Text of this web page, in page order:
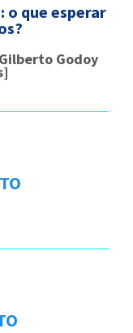
o que esperar
Godoy